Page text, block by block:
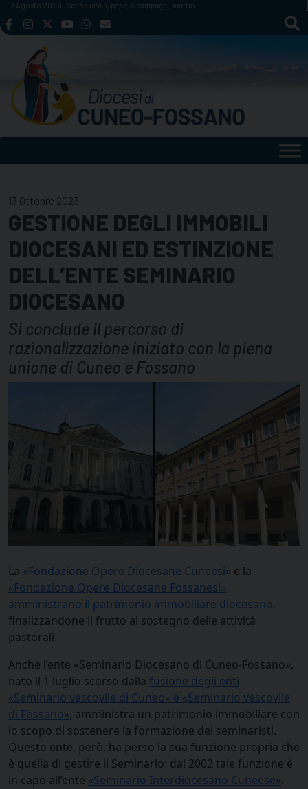
Skip
to
7 Agosto 2026 Santi Sisto II, papa, e compagni, martiri
13 Ottobre 2023
GESTIONE DEGLI IMMOBILI
DIOCESANI ED ESTINZIONE
DELL’ENTE SEMINARIO
DIOCESANO
Si conclude il percorso di
razionalizzazione iniziato con la piena
unione di Cuneo e Fossano
La «Fondazione Opere Diocesane Cuneesi» e la
«Fondazione Opere Diocesane Fossanesi»
amministrano il patrimonio immobiliare diocesano,
finalizzandone il frutto al sostegno delle attività
pastorali.
Anche l’ente «Seminario Diocesano di Cuneo-Fossano»,
nato il 1 luglio scorso dalla fusione degli enti
«Seminario vescovile di Cuneo» e «Seminario vescovile
di Fossano», amministra un patrimonio immobiliare con
lo scopo di sostenere la formazione dei seminaristi.
Questo ente, però, ha perso la sua funzione propria che
è quella di gestire il Seminario: dal 2002 tale funzione è
in capo all’ente «Seminario Interdiocesano Cuneese».